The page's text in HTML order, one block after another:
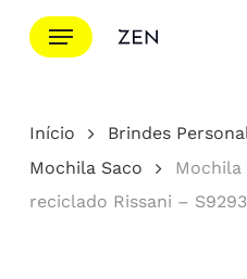
para
principal
Menu
Cotação
Início Brindes
Mochila Saco
Mochila
reciclado Rissani –